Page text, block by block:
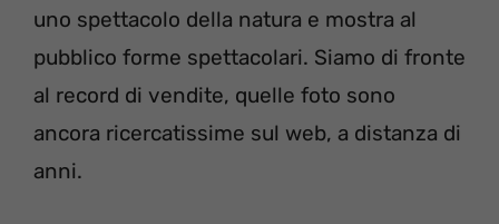
uno spettacolo della natura e mostra al
pubblico forme spettacolari. Siamo di fronte
al record di vendite, quelle foto sono
ancora ricercatissime sul web, a distanza di
anni.